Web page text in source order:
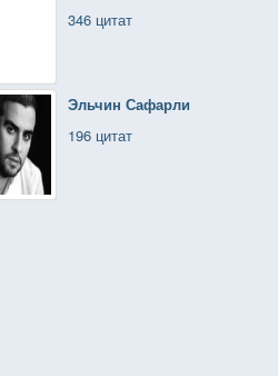
346 цитат
Эльчин Сафарли
196 цитат